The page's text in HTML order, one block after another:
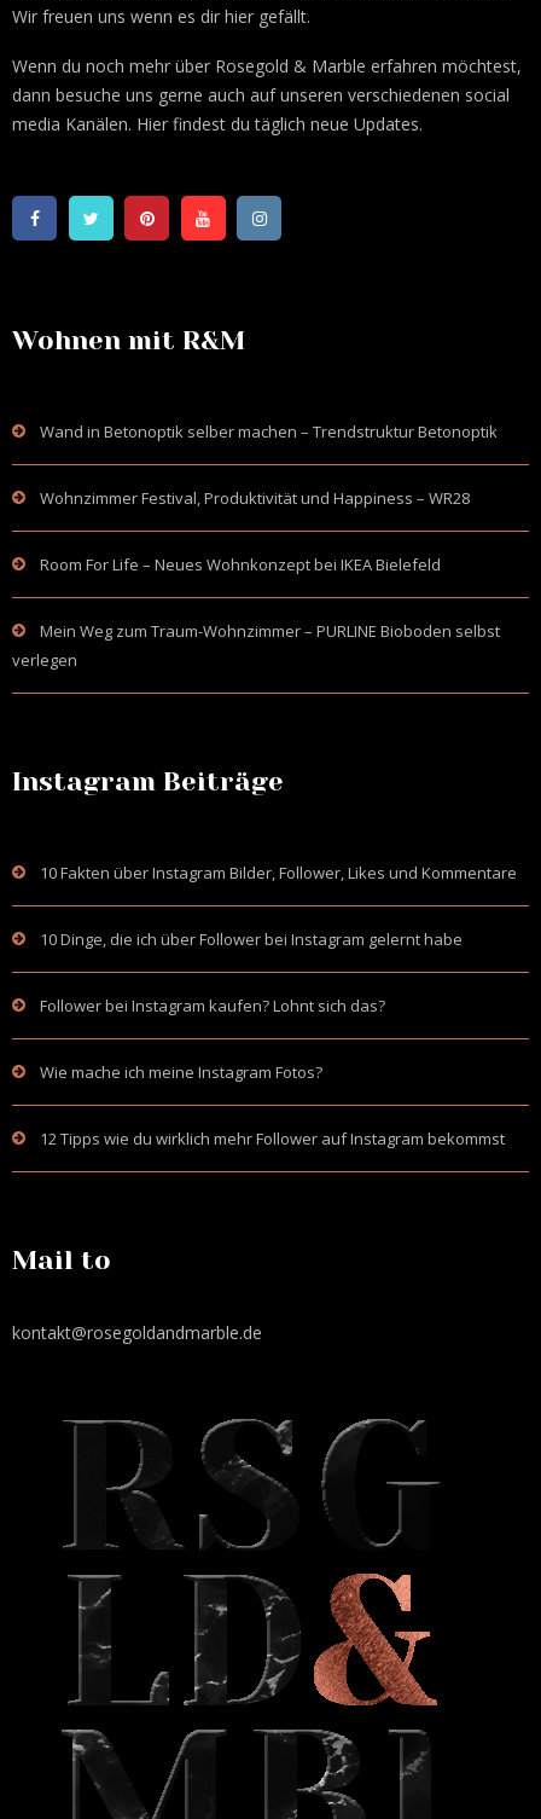
Wir freuen uns wenn es dir hier gefällt.
Wenn du noch mehr über Rosegold & Marble erfahren möchtest,
dann besuche uns gerne auch auf unseren verschiedenen social
media Kanälen. Hier findest du täglich neue Updates.
Wohnen mit R&M
Wand in Betonoptik selber machen – Trendstruktur Betonoptik
Wohnzimmer Festival, Produktivität und Happiness – WR28
Room For Life – Neues Wohnkonzept bei IKEA Bielefeld
Mein Weg zum Traum-Wohnzimmer – PURLINE Bioboden selbst
verlegen
Instagram Beiträge
10 Fakten über Instagram Bilder, Follower, Likes und Kommentare
10 Dinge, die ich über Follower bei Instagram gelernt habe
Follower bei Instagram kaufen? Lohnt sich das?
Wie mache ich meine Instagram Fotos?
12 Tipps wie du wirklich mehr Follower auf Instagram bekommst
Mail to
kontakt@rosegoldandmarble.de